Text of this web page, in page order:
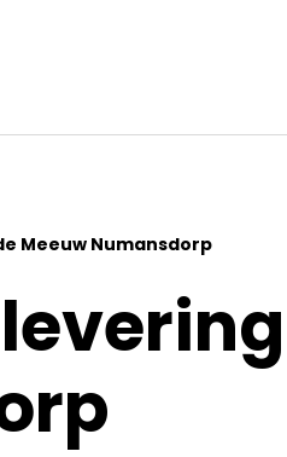
Meeuw Numansdorp